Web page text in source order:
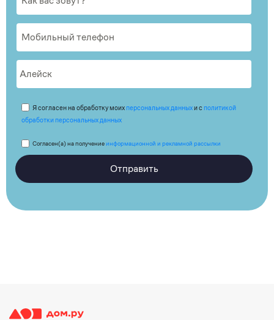
Я согласен на обработку моих персональных данныхи с политикой
обработки персональных данных
Согласен(а) на получениеинформационной и рекламной рассылки
Отправить